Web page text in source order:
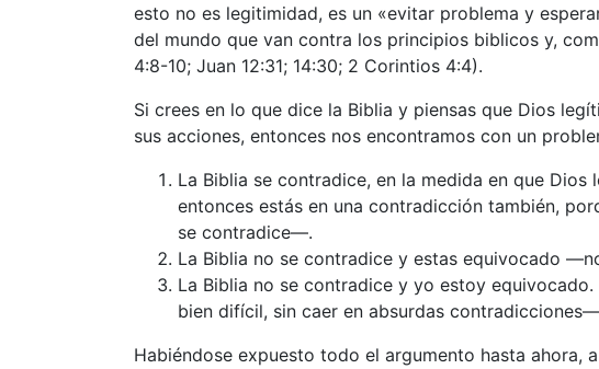
esto no es legitimidad, es un «evitar problema y
del mundo que van contra los principios biblicos y,
4:8-10; Juan 12:31; 14:30; 2 Corintios 4:4).
Si crees en lo que dice la Biblia y piensas que Dios
sus acciones, entonces nos encontramos con un
La Biblia se contradice, en la medida en que
entonces estás en una contradicción también,
se contradice—.
La Biblia no se contradice y estas equivocado
La Biblia no se contradice y yo estoy
bien difícil, sin caer en absurdas
Habiéndose expuesto todo el argumento hasta ahora,